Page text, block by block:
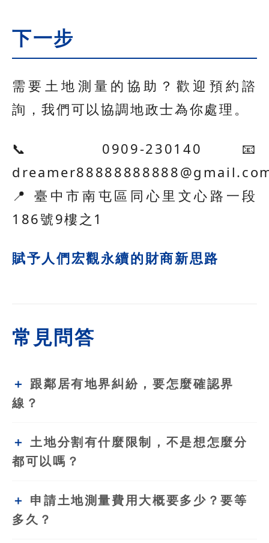
下一步
需要土地測量的協助？歡迎預約諮
詢，我們可以協調地政士為你處理。
📞 0909-230140 📧
📍 臺中市南屯區同心里文心路一段
186號9樓之1
賦予人們宏觀永續的財商新思路
常見問答
跟鄰居有地界糾紛，要怎麼確認界
線？
土地分割有什麼限制，不是想怎麼分
都可以嗎？
申請土地測量費用大概要多少？要等
多久？